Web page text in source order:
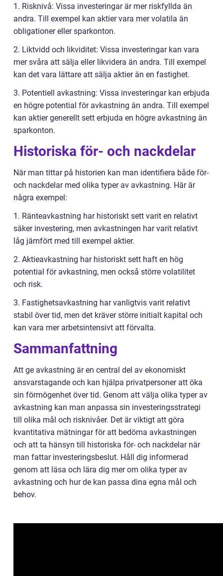
1. Risknivå: Vissa investeringar är mer riskfyllda än
andra. Till exempel kan aktier vara mer volatila än
obligationer eller sparkonton.
2. Liktvidd och likviditet: Vissa investeringar kan vara
mer svåra att sälja eller likvidera än andra. Till exempel
kan det vara lättare att sälja aktier än en fastighet.
3. Potentiell avkastning: Vissa investeringar kan erbjuda
en högre potential för avkastning än andra. Till exempel
kan aktier generellt sett erbjuda en högre avkastning än
sparkonton.
Historiska för- och nackdelar
När man tittar på historien kan man identifiera både för-
och nackdelar med olika typer av avkastning. Här är
några exempel:
1. Ränteavkastning har historiskt sett varit en relativt
säker investering, men avkastningen har varit relativt
låg jämfört med till exempel aktier.
2. Aktieavkastning har historiskt sett haft en hög
potential för avkastning, men också större volatilitet
och risk.
3. Fastighetsavkastning har vanligtvis varit relativt
stabil över tid, men det kräver större initialt kapital och
kan vara mer arbetsintensivt att förvalta.
Sammanfattning
Att ge avkastning är en central del av ekonomiskt
ansvarstagande och kan hjälpa privatpersoner att öka
sin förmögenhet över tid. Genom att välja olika typer av
avkastning kan man anpassa sin investeringsstrategi
till olika mål och risknivåer. Det är viktigt att göra
kvantitativa mätningar för att bedöma avkastningen
och att ta hänsyn till historiska för- och nackdelar när
man fattar investeringsbeslut. Håll dig informerad
genom att läsa och lära dig mer om olika typer av
avkastning och hur de kan passa dina egna mål och
behov.